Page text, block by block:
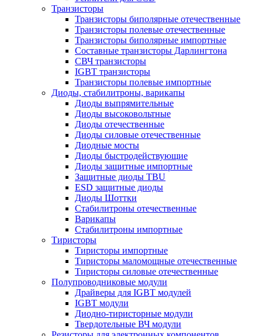
Транзисторы
Транзисторы биполярные отечественные
Транзисторы полевые отечественные
Транзисторы биполярные импортные
Составные транзисторы Дарлингтона
СВЧ транзисторы
IGBT транзисторы
Транзисторы полевые импортные
Диоды, стабилитроны, варикапы
Диоды выпрямительные
Диоды высоковольтные
Диоды отечественные
Диоды силовые отечественные
Диодные мосты
Диоды быстродействующие
Диоды защитные импортные
Защитные диоды TBU
ESD защитные диоды
Диоды Шоттки
Стабилитроны отечественные
Варикапы
Стабилитроны импортные
Тиристоры
Тиристоры импортные
Тиристоры маломощные отечественные
Тиристоры силовые отечественные
Полупроводниковые модули
Драйверы для IGBT модулей
IGBT модули
Диодно-тиристорные модули
Твердотельные ВЧ модули